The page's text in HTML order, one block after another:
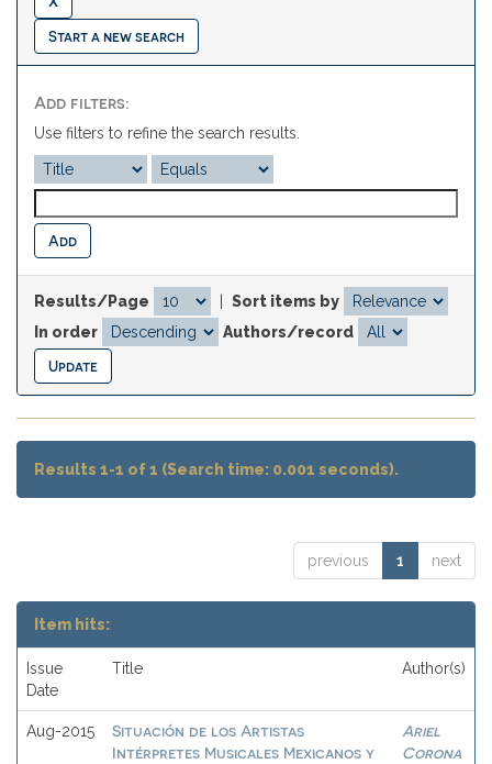
Start a new search
Add filters:
Use filters to refine the search results.
Results/Page
Sort items by
In order
Authors/record
Results 1-1 of 1 (Search time: 0.001 seconds).
previous 1 next
Item hits:
Issue
Date
Title Author(s)
Aug-2015
Situación de los Artistas
Intérpretes Musicales Mexicanos y
Ariel
Corona